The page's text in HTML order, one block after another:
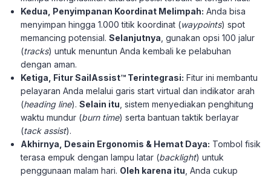
Kedua, Penyimpanan Koordinat Melimpah: Anda bisa
menyimpan hingga 1.000 titik koordinat (waypoints) spot
memancing potensial.Selanjutnya , gunakan opsi 100 jalur
(tracks) untuk menuntun Anda kembali ke pelabuhan
dengan aman.
Ketiga, Fitur SailAssist™ Terintegrasi: Fitur ini membantu
pelayaran Anda melalui garis start virtual dan indikator arah
(heading line).Selain itu , sistem menyediakan penghitung
waktu mundur (burn time) serta bantuan taktik berlayar
(tack assist).
Akhirnya, Desain Ergonomis & Hemat Daya: Tombol fisik
terasa empuk dengan lampu latar (backlight) untuk
penggunaan malam hari. Oleh karena itu , Anda cukup